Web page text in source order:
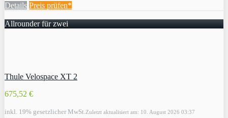
Details Preis prüfen*
Allrounder für zwei
Thule Velospace XT 2
675,52 €
inkl. 19% gesetzlicher MwSt.Zuletzt aktualisiert am: 10. August 2026 03:37